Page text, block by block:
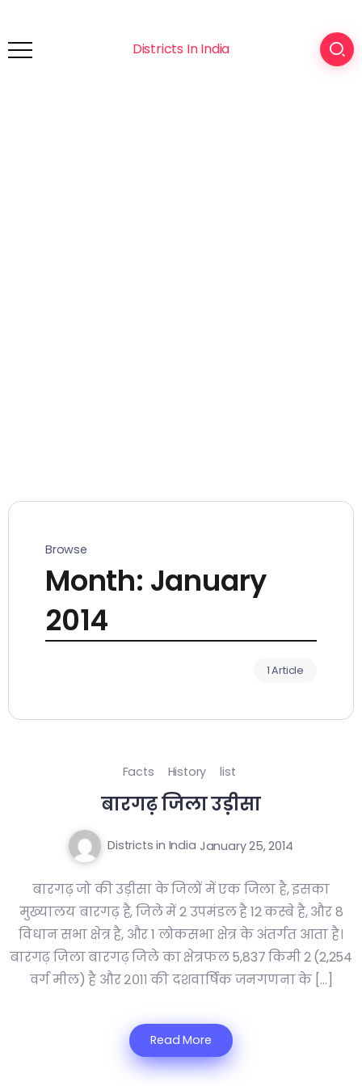
Districts In India
Browse
Month: January
2014
1 Article
Facts History list
बारगढ़ जिला उड़ीसा
Districts in India January 25, 2014
बारगढ़ जो की उड़ीसा के जिलों में एक जिला है, इसका
मुख्यालय बारगढ़ है, जिले में 2 उपमंडल है 12 कस्बे है, और 8
विधान सभा क्षेत्र है, और 1 लोकसभा क्षेत्र के अंतर्गत आता है।
बारगढ़ जिला बारगढ़ जिले का क्षेत्रफल 5,837 किमी 2 (2,254
वर्ग मील) है और २०११ की दशवार्षिक जनगणना के […]
Read More